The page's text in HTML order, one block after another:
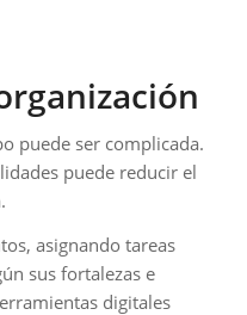
puede ser complicada.
puede reducir el
asignando tareas
sus fortalezas e
digitales